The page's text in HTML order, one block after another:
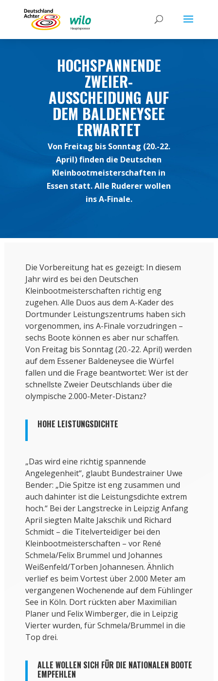
HOCHSPANNENDE
ZWEIER-
AUSSCHEIDUNG AUF
DEM BALDENEYSEE
ERWARTET
Von Freitag bis Sonntag (20.-22.
April) finden die Deutschen
Kleinbootmeisterschaften in
Essen statt. Alle Ruderer wollen
ins A-Finale.
Die Vorbereitung hat es gezeigt: In diesem
Jahr wird es bei den Deutschen
Kleinbootmeisterschaften richtig eng
zugehen. Alle Duos aus dem A-Kader des
Dortmunder Leistungszentrums haben sich
vorgenommen, ins A-Finale vorzudringen –
sechs Boote können es aber nur schaffen.
Von Freitag bis Sonntag (20.-22. April) werden
auf dem Essener Baldeneysee die Würfel
fallen und die Frage beantwortet: Wer ist der
schnellste Zweier Deutschlands über die
olympische 2.000-Meter-Distanz?
HOHE LEISTUNGSDICHTE
„Das wird eine richtig spannende
Angelegenheit“, glaubt Bundestrainer Uwe
Bender: „Die Spitze ist eng zusammen und
auch dahinter ist die Leistungsdichte extrem
hoch.“ Bei der Langstrecke in Leipzig Anfang
April siegten Malte Jakschik und Richard
Schmidt – die Titelverteidiger bei den
Kleinbootmeisterschaften – vor René
Schmela/Felix Brummel und Johannes
Weißenfeld/Torben Johannesen. Ähnlich
verlief es beim Vortest über 2.000 Meter am
vergangenen Wochenende auf dem Fühlinger
See in Köln. Dort rückten aber Maximilian
Planer und Felix Wimberger, die in Leipzig
Vierter wurden, für Schmela/Brummel in die
Top drei.
ALLE WOLLEN SICH FÜR DIE NATIONALEN BOOTE
EMPFEHLEN